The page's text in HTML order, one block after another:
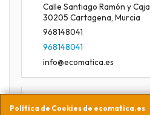
Política de Cookies de ecomatica.es
Calle Santiago Ramón y
30205 Cartagena, Murcia
968148041
968148041
info@ecomatica.es
Horario